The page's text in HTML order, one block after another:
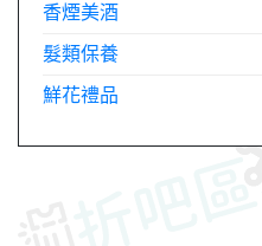
香煙美酒
髮類保養
鮮花禮品